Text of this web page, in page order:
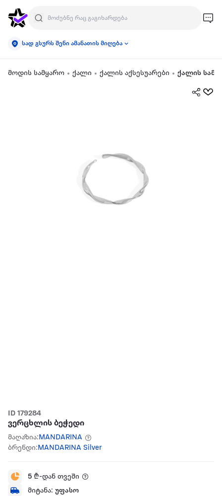
სად გსურს შენი ამანათის მიღება
მოდის სამყარო ქალი ქალის აქსესუარები ქალის
ID 179284
ვერცხლის ბეჭედი
მაღაზია:MANDARINA
ბრენდი:MANDARINA Silver
5 ₾-დან თვეში
მიტანა: უფასო